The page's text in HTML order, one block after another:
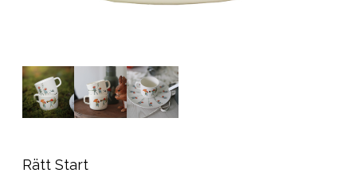
Rätt Start
Aurinko ja uinti